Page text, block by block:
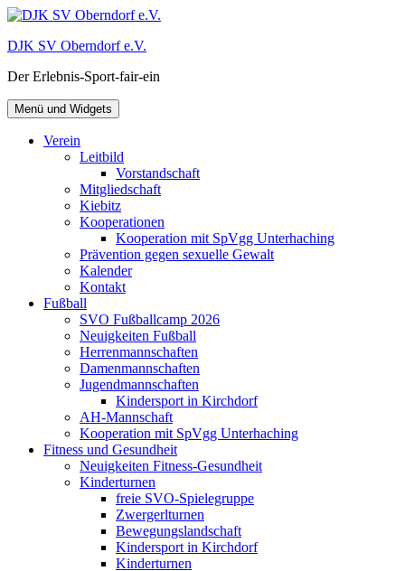
Zum
springen
DJK SV Oberndorf e.V.
Der Erlebnis-Sport-fair-ein
Menü und Widgets
Verein
Leitbild
Vorstandschaft
Mitgliedschaft
Kiebitz
Kooperationen
Kooperation mit SpVgg Unterhaching
Prävention gegen sexuelle Gewalt
Kalender
Kontakt
Fußball
SVO Fußballcamp 2026
Neuigkeiten Fußball
Herrenmannschaften
Damenmannschaften
Jugendmannschaften
Kindersport in Kirchdorf
AH-Mannschaft
Kooperation mit SpVgg Unterhaching
Fitness und Gesundheit
Neuigkeiten Fitness-Gesundheit
Kinderturnen
freie SVO-Spielegruppe
Zwergerlturnen
Bewegungslandschaft
Kindersport in Kirchdorf
Kinderturnen